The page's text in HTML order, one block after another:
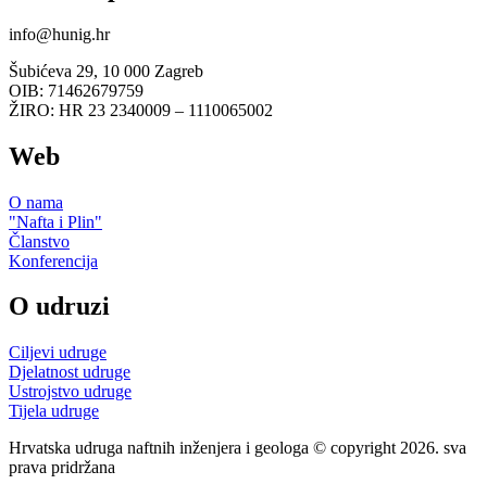
info@hunig.hr
Šubićeva 29, 10 000 Zagreb
OIB: 71462679759
ŽIRO: HR 23 2340009 – 1110065002
Web
O nama
"Nafta i Plin"
Članstvo
Konferencija
O udruzi
Ciljevi udruge
Djelatnost udruge
Ustrojstvo udruge
Tijela udruge
Hrvatska udruga naftnih inženjera i geologa © copyright 2026. sva
prava pridržana